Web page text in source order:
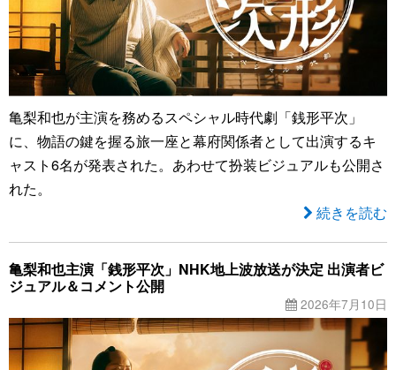
亀梨和也が主演を務めるスペシャル時代劇「銭形平次」
に、物語の鍵を握る旅一座と幕府関係者として出演するキ
ャスト6名が発表された。あわせて扮装ビジュアルも公開さ
れた。
続きを読む
亀梨和也主演「銭形平次」NHK地上波放送が決定 出演者ビ
ジュアル＆コメント公開
2026年7月10日